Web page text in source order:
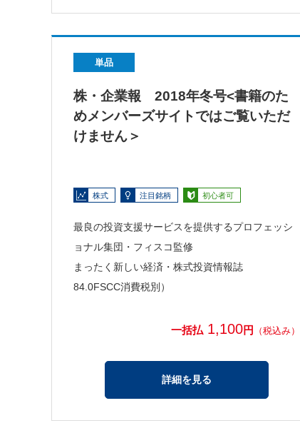
単品
株・企業報 2018年冬号<書籍のた
めメンバーズサイトではご覧いただ
けません＞
株式 注目銘柄 初心者可
最良の投資支援サービスを提供するプロフェッシ
ョナル集団・フィスコ監修
まったく新しい経済・株式投資情報誌
84.0FSCC消費税別）
一括払 1,100円 （税込み）
詳細を見る